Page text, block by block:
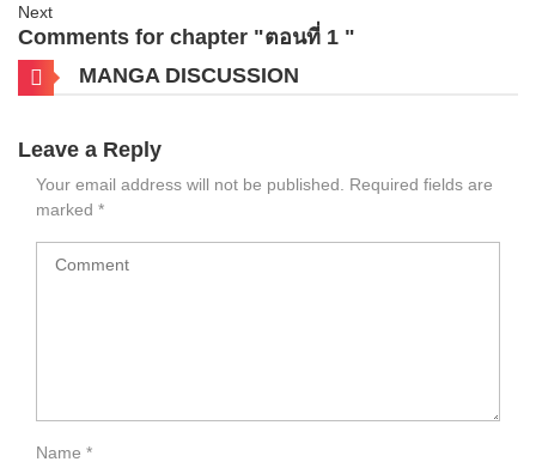
Next
Comments for chapter "ตอนที่ 1 "
MANGA DISCUSSION
Leave a Reply
Your email address will not be published.
Required fields are
marked *
Name *